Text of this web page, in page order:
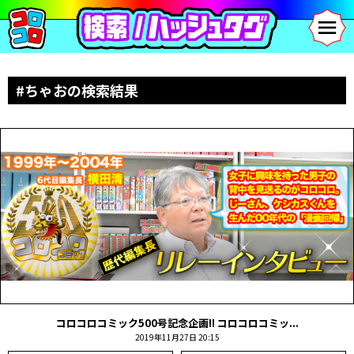
#ちゃおの検索結果
コロコロコミック500号記念企画!! コロコロコミッ...
2019年11月27日 20:15